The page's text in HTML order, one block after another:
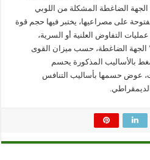
الضاغطة المشكلة من اللوبي
على مصراعيها، يختبر فيها حجم قوة
التفاوض العلنية أو السرية،
الجهة الضاغطة، حسب ميزان القوى
بالأساليب المذكورة يحسم
عوض حسمها بأساليب التنافس